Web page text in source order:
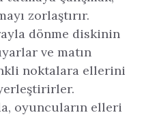
zorlaştırır.
dönme diskinin
ve matın
noktalara ellerini
oyuncuların elleri